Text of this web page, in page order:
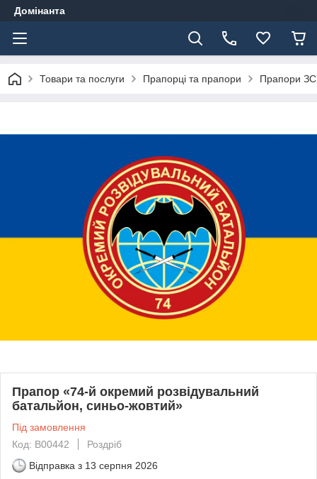
Домінанта
Товари та послуги Прапорці та прапори Прапори
Прапор «74-й окремий розвідувальний
батальйон, синьо-жовтий»
Під замовлення
Код: В00442
Роздріб
Відправка з 13 серпня 2026